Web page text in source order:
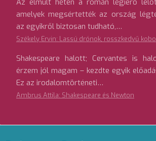
Az elmúlt héten a román légierő
amelyek megsértették az ország
az egyikről biztosan tudható,…
Székely Ervin: Lassú drónok, rosszkedvű
Shakespeare halott; Cervantes is
érzem jól magam – kezdte egyik
Ez az irodalomtörténeti…
Ambrus Attila: Shakespeare és Newton